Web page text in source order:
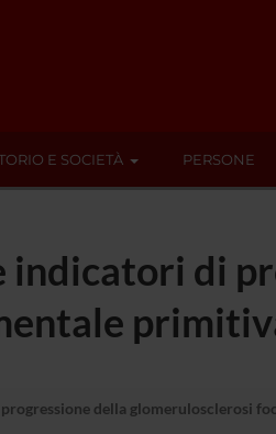
E SOCIETÀ PERSONE
di
della glomerulosclerosi